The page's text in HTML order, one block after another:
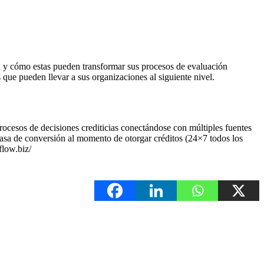
estas pueden transformar sus procesos de evaluación
pueden llevar a sus organizaciones al siguiente nivel.
de decisiones crediticias conectándose con múltiples fuentes
de conversión al momento de otorgar créditos (24×7 todos los